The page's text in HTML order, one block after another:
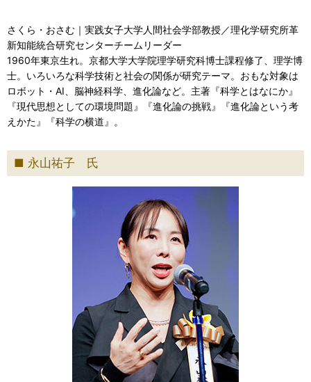
さくら・おさむ｜実践女子大学人間社会学部教授／理化学研究所革
新知能統合研究センターチームリーダー
1960年東京生れ。京都大学大学院理学研究科博士課程修了、理学博
士。いろいろな科学技術と社会の関係が研究テーマ。おもな対象は
ロボット・AI、脳神経科学、進化論など。主著『科学とはなにか』
『現代思想としての環境問題』『進化論の挑戦』『進化論という考
えかた』『科学の横道』。
永山祐子 氏